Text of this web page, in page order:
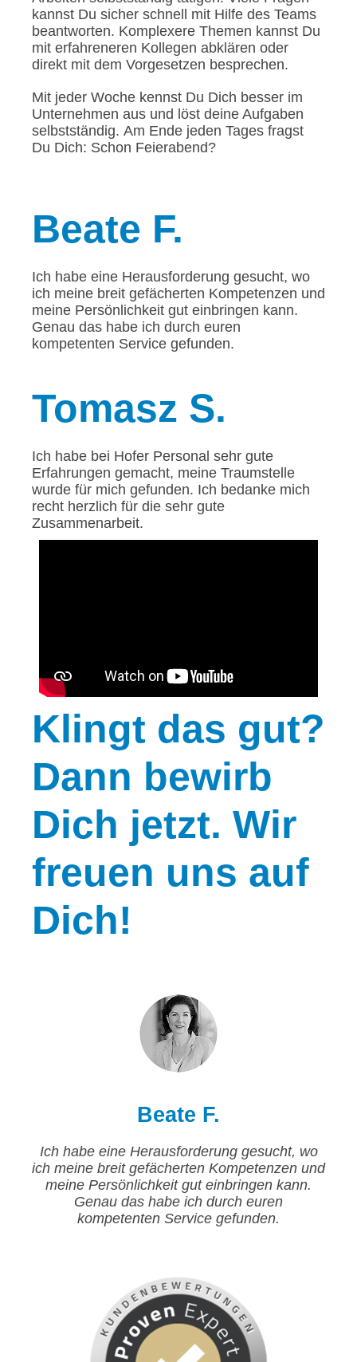
kannst Du sicher schnell mit Hilfe des Teams
beantworten. Komplexere Themen kannst Du
mit erfahreneren Kollegen abklären oder
direkt mit dem Vorgesetzen besprechen.
Mit jeder Woche kennst Du Dich besser im
Unternehmen aus und löst deine Aufgaben
selbstständig. Am Ende jeden Tages fragst
Du Dich: Schon Feierabend?
Beate F.
Ich habe eine Herausforderung gesucht, wo
ich meine breit gefächerten Kompetenzen und
meine Persönlichkeit gut einbringen kann.
Genau das habe ich durch euren
kompetenten Service gefunden.
Tomasz S.
Ich habe bei Hofer Personal sehr gute
Erfahrungen gemacht, meine Traumstelle
wurde für mich gefunden. Ich bedanke mich
recht herzlich für die sehr gute
Zusammenarbeit.
Klingt das gut?
Dann bewirb
Dich jetzt. Wir
freuen uns auf
Dich!
Beate F.
Ich habe eine Herausforderung gesucht, wo
ich meine breit gefächerten Kompetenzen und
meine Persönlichkeit gut einbringen kann.
Genau das habe ich durch euren
kompetenten Service gefunden.